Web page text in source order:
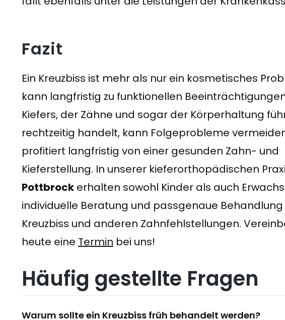
Fazit
Ein Kreuzbiss ist mehr als nur ein kosmetisches
kann langfristig zu funktionellen
Kiefers, der Zähne und sogar der Körperhaltung
rechtzeitig handelt, kann Folgeprobleme
profitiert langfristig von einer gesunden Zahn- und
Kieferstellung. In unserer kieferorthopädischen
Pottbrock erhalten sowohl Kinder als auch
individuelle Beratung und passgenaue Behandlung
Kreuzbiss und anderen Zahnfehlstellungen.
heute eine Termin bei uns!
Häufig gestellte Fragen
Warum sollte ein Kreuzbiss früh behandelt werden?